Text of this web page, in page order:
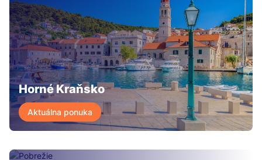
Horné Kraňsko
Aktuálna ponuka